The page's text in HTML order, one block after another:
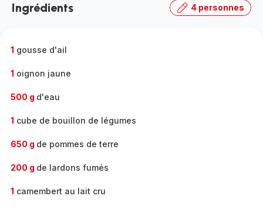
gamme
Ingrédients 4 personnes
1 gousse d'ail
1 oignon jaune
500 g d'eau
1 cube de bouillon de légumes
650 g de pommes de terre
200 g de lardons fumés
1 camembert au lait cru